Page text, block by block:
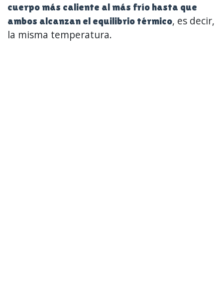
cuerpo más caliente al más frío hasta que
ambos alcanzan el equilibrio térmico, es decir,
la misma temperatura.